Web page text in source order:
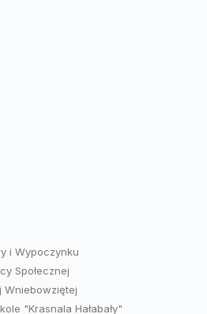
i Wypoczynku
Społecznej
Wniebowziętej
"Krasnala Hałabały"